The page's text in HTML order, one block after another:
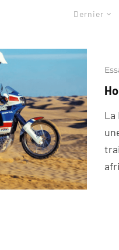
Dernier
La